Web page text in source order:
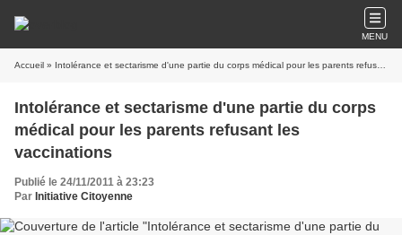
MENU
Accueil » Intolérance et sectarisme d'une partie du corps médical pour les parents refusant les vaccinations
Intolérance et sectarisme d'une partie du corps
médical pour les parents refusant les
vaccinations
Publié le 24/11/2011 à 23:23
Par Initiative Citoyenne